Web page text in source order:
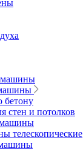
машины
и потолков
телескопические